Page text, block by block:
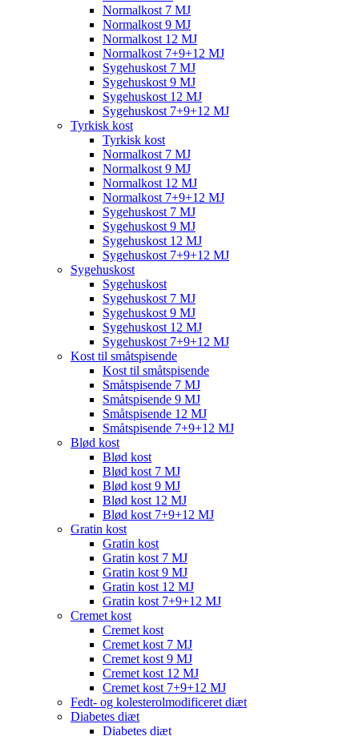
Normalkost 7 MJ
Normalkost 9 MJ
Normalkost 12 MJ
Normalkost 7+9+12 MJ
Sygehuskost 7 MJ
Sygehuskost 9 MJ
Sygehuskost 12 MJ
Sygehuskost 7+9+12 MJ
Tyrkisk kost
Tyrkisk kost
Normalkost 7 MJ
Normalkost 9 MJ
Normalkost 12 MJ
Normalkost 7+9+12 MJ
Sygehuskost 7 MJ
Sygehuskost 9 MJ
Sygehuskost 12 MJ
Sygehuskost 7+9+12 MJ
Sygehuskost
Sygehuskost
Sygehuskost 7 MJ
Sygehuskost 9 MJ
Sygehuskost 12 MJ
Sygehuskost 7+9+12 MJ
Kost til småtspisende
Kost til småtspisende
Småtspisende 7 MJ
Småtspisende 9 MJ
Småtspisende 12 MJ
Småtspisende 7+9+12 MJ
Blød kost
Blød kost
Blød kost 7 MJ
Blød kost 9 MJ
Blød kost 12 MJ
Blød kost 7+9+12 MJ
Gratin kost
Gratin kost
Gratin kost 7 MJ
Gratin kost 9 MJ
Gratin kost 12 MJ
Gratin kost 7+9+12 MJ
Cremet kost
Cremet kost
Cremet kost 7 MJ
Cremet kost 9 MJ
Cremet kost 12 MJ
Cremet kost 7+9+12 MJ
Fedt- og kolesterolmodificeret diæt
Diabetes diæt
Diabetes diæt